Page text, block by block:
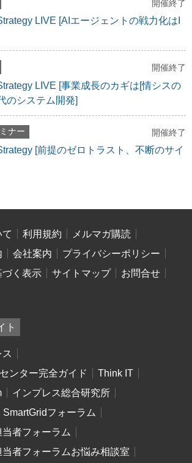
開催終了
LIVE [AIエージェントの戦力化はI
開催終了
LIVE [事業成長のカギは[情シスの
のシステム開発]
ナー 開催終了
[前提のゼロトラスト、不断のサイ
利用規約
メルマガ購読
会社案内
プライバシーポリシー
づく表示
サイトマップ
お問合せ
ト
ンター完全ガイド
Think IT
インプレス総合研究所
SmartGridフォーラム
者フォーラム
者フォーラムお悩み相談室